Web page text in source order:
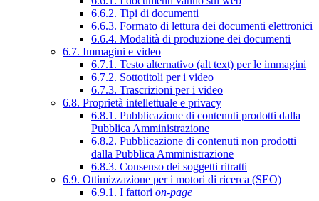
6.6.2. Tipi di documenti
6.6.3. Formato di lettura dei documenti elettronici
6.6.4. Modalità di produzione dei documenti
6.7. Immagini e video
6.7.1. Testo alternativo (alt text) per le immagini
6.7.2. Sottotitoli per i video
6.7.3. Trascrizioni per i video
6.8. Proprietà intellettuale e privacy
6.8.1. Pubblicazione di contenuti prodotti dalla
Pubblica Amministrazione
6.8.2. Pubblicazione di contenuti non prodotti
dalla Pubblica Amministrazione
6.8.3. Consenso dei soggetti ritratti
6.9. Ottimizzazione per i motori di ricerca (SEO)
6.9.1. I fattori on-page